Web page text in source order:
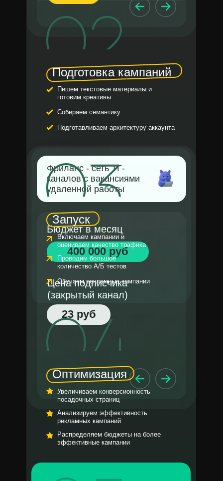
400 000 руб
Бюджет в месяц
23 руб
Цена подписчика
(закрытый канал)
Фриланс - сеть ТГ-
каналов с вакансиями
удаленной работы
Увеличиваем конверсионность
посадочных страниц
Анализируем эффективность
рекламных кампаний
Распределяем бюджеты на более
эффективные кампании
Оптимизация
Включаем кампании и
оцениваем качество трафика
Проводим большое
количество А/Б тестов
Обучаем рекламные кампании
Запуск
Пишем текстовые материалы и
готовим креативы
Собираем семантику
Подготавливаем архитектуру аккаунта
Подготовка кампаний